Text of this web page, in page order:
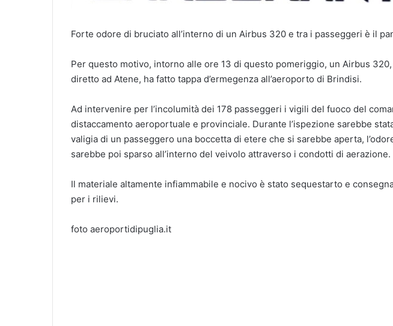
Forte odore di bruciato all’interno di un Airbus 320 e tra i passeggeri è il
Per questo motivo, intorno alle ore 13 di questo pomeriggio, un Airbus
diretto ad Atene, ha fatto tappa d’ermegenza all’aeroporto di Brindisi.
Ad intervenire per l’incolumità dei 178 passeggeri i vigili del fuoco del
distaccamento aeroportuale e provinciale. Durante l’ispezione sarebbe
valigia di un passeggero una boccetta di etere che si sarebbe aperta,
sarebbe poi sparso all’interno del veivolo attraverso i condotti di aerazione.
Il materiale altamente infiammabile e nocivo è stato sequestarto e
per i rilievi.
foto aeroportidipuglia.it